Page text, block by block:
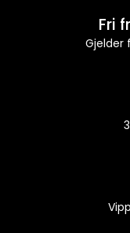
Fri
Gjelder